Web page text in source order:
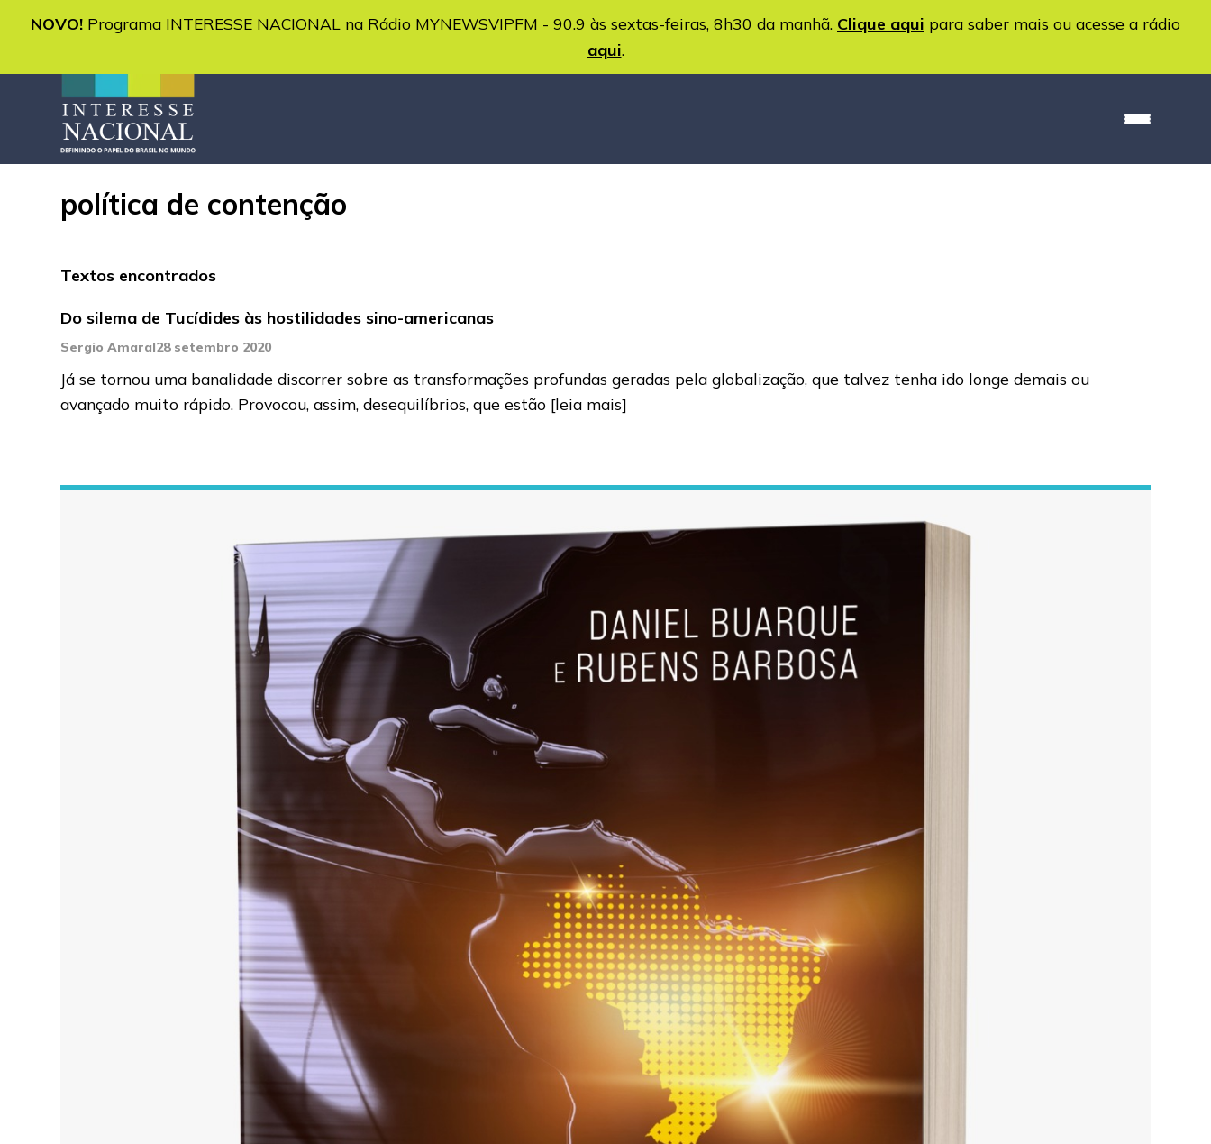
NOVO! Programa INTERESSE NACIONAL na Rádio MYNEWSVIPFM - 90.9 às sextas-feiras, 8h30 da manhã. Clique aqui para saber mais ou acesse a rádio
aqui.
política de contenção
Textos encontrados
Do silema de Tucídides às hostilidades sino-americanas
Sergio Amaral28 setembro 2020
Já se tornou uma banalidade discorrer sobre as transformações profundas geradas pela globalização, que talvez tenha ido longe demais ou
avançado muito rápido. Provocou, assim, desequilíbrios, que estão [leia mais]